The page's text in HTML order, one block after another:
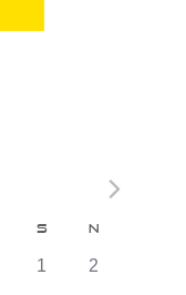
S N
0
1
0
2